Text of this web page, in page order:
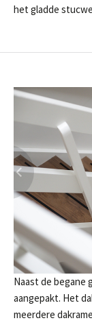
het gladde
Naast de begane
aangepakt. Het
meerdere